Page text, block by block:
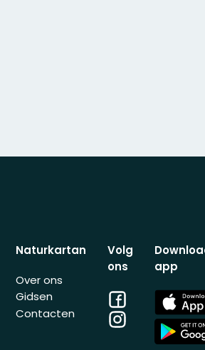
Naturkartan
Over ons
Gidsen
Contacten
Volg
ons
Facebook
Instagram
app
App
Store
App
Store